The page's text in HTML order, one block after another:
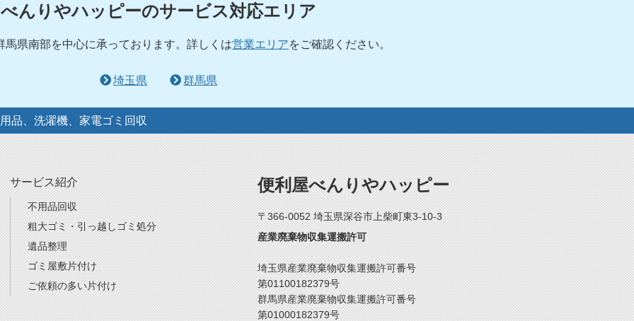
べんりやハッピーのサービス対応エリア
馬県南部を中心に承っております。詳しくは営業エリアをご確認ください。
埼玉県 群馬県
品、洗濯機、家電ゴミ回収
サービス紹介
不用品回収
粗大ゴミ・引っ越しゴミ処分
遺品整理
ゴミ屋敷片付け
ご依頼の多い片付け
便利屋べんりやハッピー
〒366-0052 埼玉県深谷市上柴町東3-10-3
産業廃棄物収集運搬許可
埼玉県産業廃棄物収集運搬許可番号
第01100182379号
群馬県産業廃棄物収集運搬許可番号
第01000182379号